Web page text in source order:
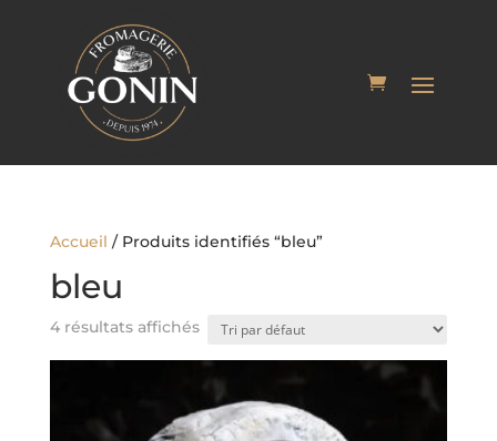
Accueil / Produits identifiés “bleu”
bleu
4 résultats affichés